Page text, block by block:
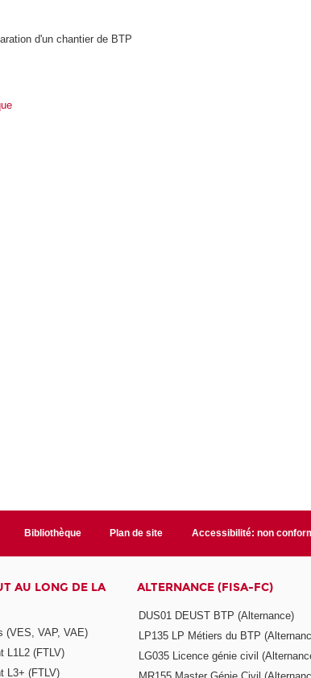
d'un chantier de BTP
Bibliothèque Plan de site Accessibilité: non
AU LONG DE LA
(VES, VAP, VAE)
L1L2 (FTLV)
L3+ (FTLV)
ALTERNANCE (FISA-FC)
DUS01 DEUST BTP (Alternance)
LP135 LP Métiers du BTP
LG035 Licence génie civil